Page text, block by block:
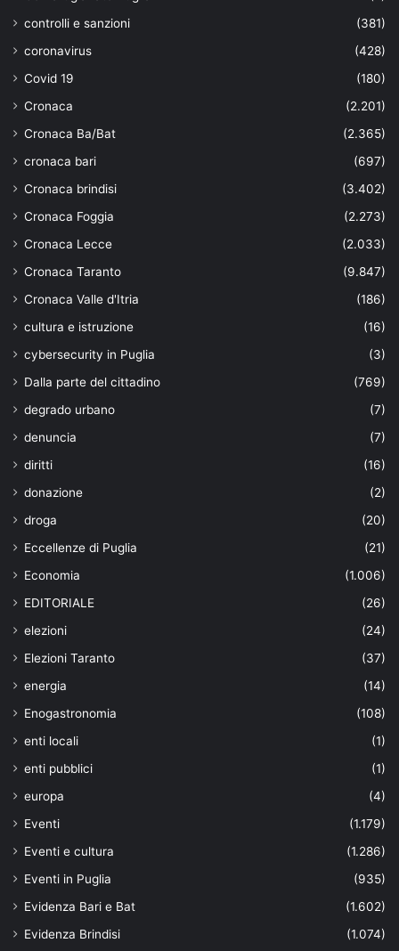
controlli e sanzioni
(381)
coronavirus
(428)
Covid 19
(180)
Cronaca
(2.201)
Cronaca Ba/Bat
(2.365)
cronaca bari
(697)
Cronaca brindisi
(3.402)
Cronaca Foggia
(2.273)
Cronaca Lecce
(2.033)
Cronaca Taranto
(9.847)
Cronaca Valle d'Itria
(186)
cultura e istruzione
(16)
cybersecurity in Puglia
(3)
Dalla parte del cittadino
(769)
degrado urbano
(7)
denuncia
(7)
diritti
(16)
donazione
(2)
droga
(20)
Eccellenze di Puglia
(21)
Economia
(1.006)
EDITORIALE
(26)
elezioni
(24)
Elezioni Taranto
(37)
energia
(14)
Enogastronomia
(108)
enti locali
(1)
enti pubblici
(1)
europa
(4)
Eventi
(1.179)
Eventi e cultura
(1.286)
Eventi in Puglia
(935)
Evidenza Bari e Bat
(1.602)
Evidenza Brindisi
(1.074)